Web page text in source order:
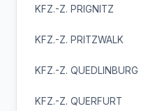
KFZ.-Z. PRIGNITZ
KFZ.-Z. PRITZWALK
KFZ.-Z. QUEDLINBURG
KFZ.-Z. QUERFURT